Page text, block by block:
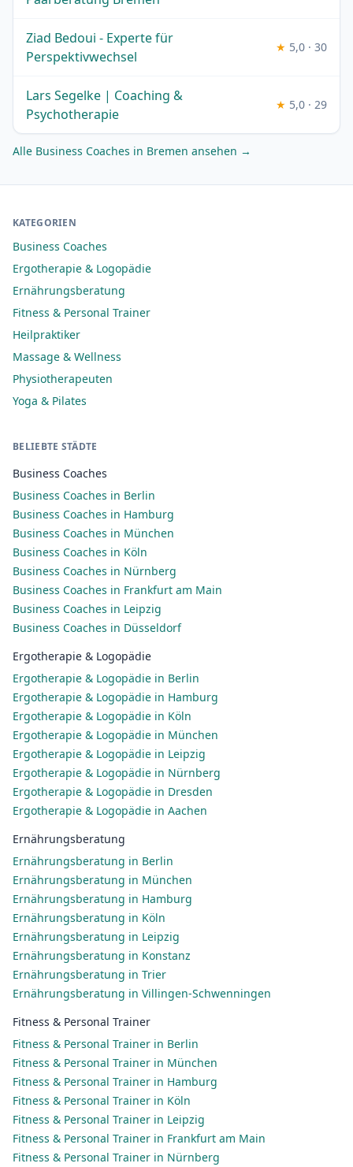
Ziad Bedoui - Experte für
Perspektivwechsel
★ 5,0 · 30
Lars Segelke | Coaching &
Psychotherapie
★ 5,0 · 29
Alle Business Coaches in Bremen ansehen →
KATEGORIEN
Business Coaches
Ergotherapie & Logopädie
Ernährungsberatung
Fitness & Personal Trainer
Heilpraktiker
Massage & Wellness
Physiotherapeuten
Yoga & Pilates
BELIEBTE STÄDTE
Business Coaches
Business Coaches in Berlin
Business Coaches in Hamburg
Business Coaches in München
Business Coaches in Köln
Business Coaches in Nürnberg
Business Coaches in Frankfurt am Main
Business Coaches in Leipzig
Business Coaches in Düsseldorf
Ergotherapie & Logopädie
Ergotherapie & Logopädie in Berlin
Ergotherapie & Logopädie in Hamburg
Ergotherapie & Logopädie in Köln
Ergotherapie & Logopädie in München
Ergotherapie & Logopädie in Leipzig
Ergotherapie & Logopädie in Nürnberg
Ergotherapie & Logopädie in Dresden
Ergotherapie & Logopädie in Aachen
Ernährungsberatung
Ernährungsberatung in Berlin
Ernährungsberatung in München
Ernährungsberatung in Hamburg
Ernährungsberatung in Köln
Ernährungsberatung in Leipzig
Ernährungsberatung in Konstanz
Ernährungsberatung in Trier
Ernährungsberatung in Villingen-Schwenningen
Fitness & Personal Trainer
Fitness & Personal Trainer in Berlin
Fitness & Personal Trainer in München
Fitness & Personal Trainer in Hamburg
Fitness & Personal Trainer in Köln
Fitness & Personal Trainer in Leipzig
Fitness & Personal Trainer in Frankfurt am Main
Fitness & Personal Trainer in Nürnberg